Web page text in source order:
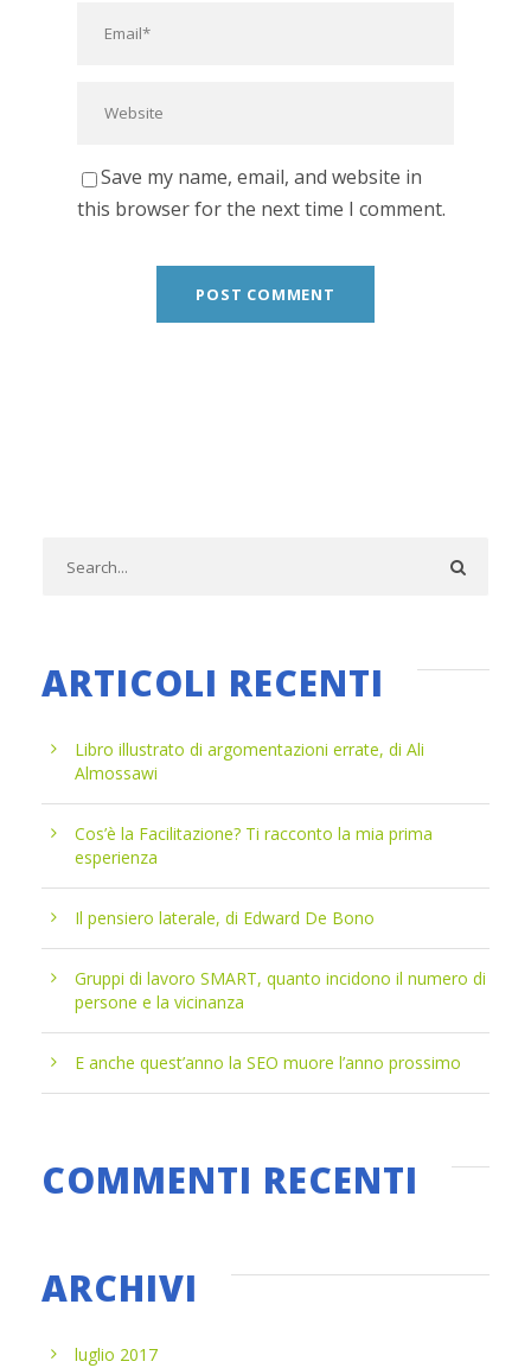
Save my name, email, and website in
this browser for the next time I comment.
ARTICOLI RECENTI
Libro illustrato di argomentazioni errate, di Ali
Almossawi
Cos’è la Facilitazione? Ti racconto la mia prima
esperienza
Il pensiero laterale, di Edward De Bono
Gruppi di lavoro SMART, quanto incidono il numero di
persone e la vicinanza
E anche quest’anno la SEO muore l’anno prossimo
COMMENTI RECENTI
ARCHIVI
luglio 2017